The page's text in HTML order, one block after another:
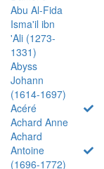
Abu Al-Fida
Isma'il ibn
'Ali (1273-
1331)
Abyss
Johann
(1614-1697)
Acéré
Achard Anne
Achard
Antoine
(1696-1772)